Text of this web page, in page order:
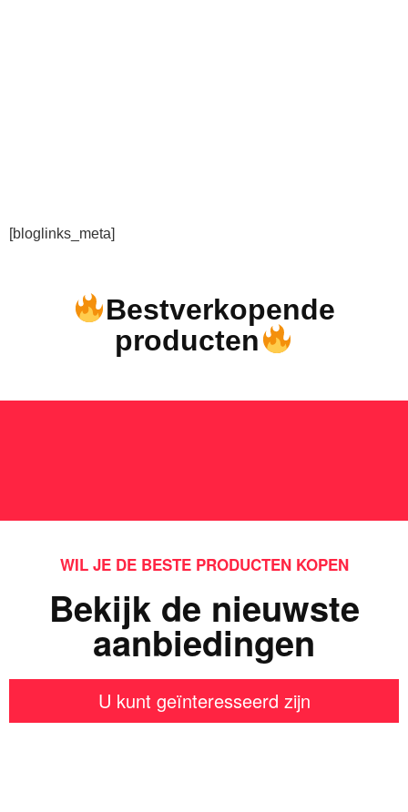
[bloglinks_meta]
Bestverkopende
producten
WIL JE DE BESTE PRODUCTEN KOPEN
Bekijk de nieuwste
aanbiedingen
U kunt geïnteresseerd zijn